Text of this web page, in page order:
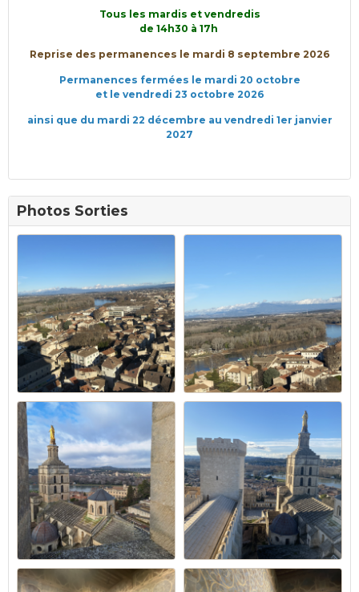
Tous les mardis et vendredis
de 14h30 à 17h
Reprise des permanences le mardi 8 septembre 2026
Permanences fermées le mardi 20 octobre
et le vendredi 23 octobre 2026
ainsi que du mardi 22 décembre au vendredi 1er janvier
2027
Photos Sorties